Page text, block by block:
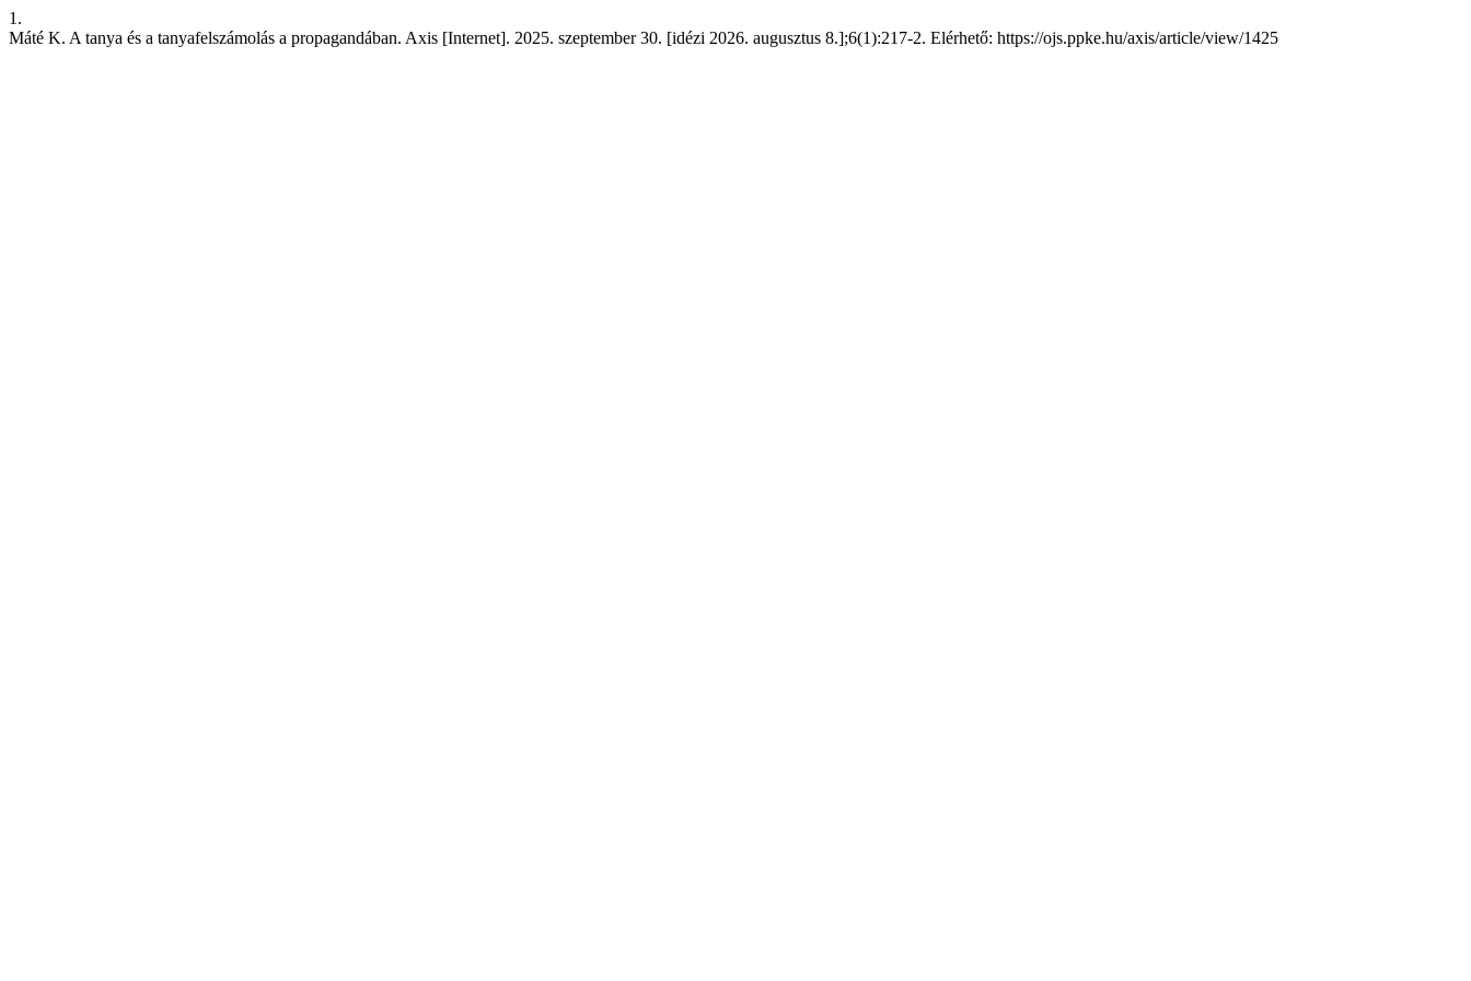
1.
Máté K. A tanya és a tanyafelszámolás a propagandában. Axis [Internet]. 2025. szeptember 30. [idézi 2026. augusztus 8.];6(1):217-2. Elérhető: https://ojs.ppke.hu/axis/article/view/1425